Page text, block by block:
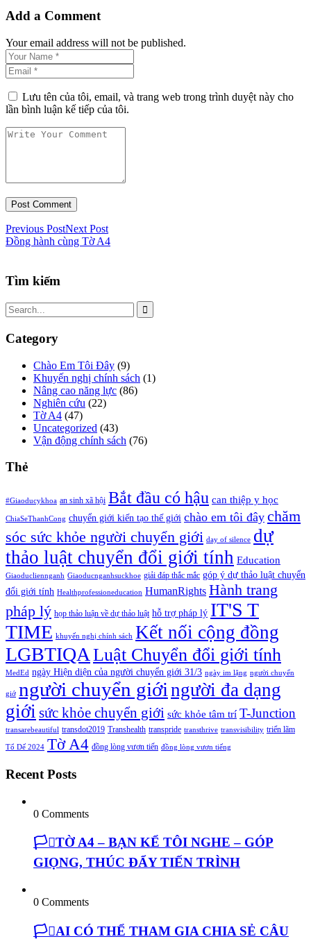
Add a Comment
Your email address will not be published.
Lưu tên của tôi, email, và trang web trong trình duyệt này cho
lần bình luận kế tiếp của tôi.
Previous PostNext Post
Đồng hành cùng Tờ A4
Tìm kiếm
Category
Chào Em Tôi Đây (9)
Khuyến nghị chính sách (1)
Nâng cao năng lực (86)
Nghiên cứu (22)
Tờ A4 (47)
Uncategorized (43)
Vận động chính sách (76)
Thẻ
#Giaoducykhoa an sinh xã hội Bắt đầu có hậu can thiệp y học
ChiaSeThanhCong chuyển giới kiến tạo thế giới chào em tôi đây chăm
sóc sức khỏe người chuyển giới day of silence dự
thảo luật chuyển đổi giới tính Education
Giaoducliennganh Giaoducnganhsuckhoe giải đáp thắc mắc góp ý dự thảo luật chuyển
đổi giới tính Healthprofessioneducation HumanRights Hành trang
pháp lý họp thảo luận về dự thảo luật hỗ trợ pháp lý IT'S T
TIME khuyến nghị chính sách Kết nối cộng đồng
LGBTIQA Luật Chuyển đổi giới tính
MedEd ngày Hiện diện của người chuyển giới 31/3 ngày im lặng người chuyển
giớ người chuyển giới người đa dạng
giới sức khỏe chuyển giới sức khỏe tâm trí T-Junction
transarebeautiful transdot2019 Transhealth transpride transthrive transvisibility triển lãm
Tổ Dế 2024 Tờ A4 đồng lòng vươn tiến đồng lòng vươn tiếng
Recent Posts
0 Comments
🏳️‍⚧️TỜ A4 – BẠN KỂ TÔI NGHE – GÓP
GIỌNG, THÚC ĐẨY TIẾN TRÌNH
0 Comments
🏳️‍⚧️AI CÓ THỂ THAM GIA CHIA SẺ CÂU